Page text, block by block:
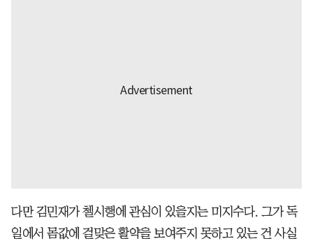
다만 김민재가 첼시행에 관심이 있을지는 미지수다. 그가 독
일에서 몸값에 걸맞은 활약을 보여주지 못하고 있는 건 사실